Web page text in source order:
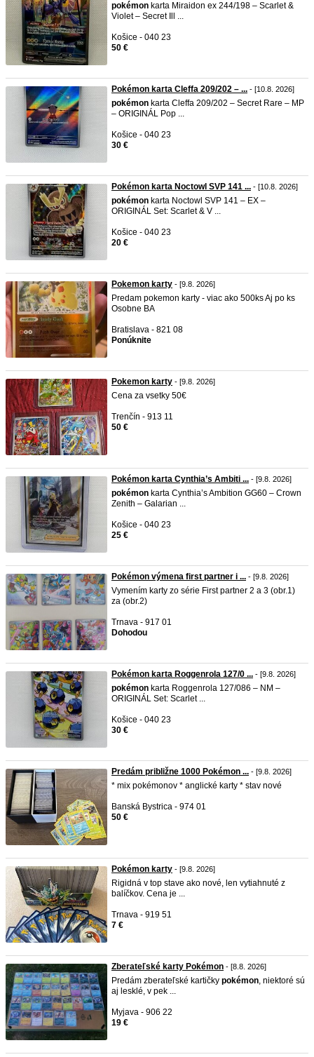
pokémon karta Miraidon ex 244/198 – Scarlet &
Violet – Secret Ill ...
Košice - 040 23
50 €
Pokémon karta Cleffa 209/202 – ... - [10.8. 2026]
pokémon karta Cleffa 209/202 – Secret Rare – MP
– ORIGINÁL Pop ...
Košice - 040 23
30 €
Pokémon karta Noctowl SVP 141 ... - [10.8. 2026]
pokémon karta Noctowl SVP 141 – EX –
ORIGINÁL Set: Scarlet & V ...
Košice - 040 23
20 €
Pokemon karty - [9.8. 2026]
Predam pokemon karty - viac ako 500ks Aj po ks
Osobne BA
Bratislava - 821 08
Ponúknite
Pokemon karty - [9.8. 2026]
Cena za vsetky 50€
Trenčín - 913 11
50 €
Pokémon karta Cynthia’s Ambiti ... - [9.8. 2026]
pokémon karta Cynthia’s Ambition GG60 – Crown
Zenith – Galarian ...
Košice - 040 23
25 €
Pokémon výmena first partner i ... - [9.8. 2026]
Vymením karty zo série First partner 2 a 3 (obr.1)
za (obr.2)
Trnava - 917 01
Dohodou
Pokémon karta Roggenrola 127/0 ... - [9.8. 2026]
pokémon karta Roggenrola 127/086 – NM –
ORIGINÁL Set: Scarlet ...
Košice - 040 23
30 €
Predám približne 1000 Pokémon ... - [9.8. 2026]
* mix pokémonov * anglické karty * stav nové
Banská Bystrica - 974 01
50 €
Pokémon karty - [9.8. 2026]
Rigidná v top stave ako nové, len vytiahnuté z
balíčkov. Cena je ...
Trnava - 919 51
7 €
Zberateľské karty Pokémon - [8.8. 2026]
Predám zberateľské kartičky pokémon, niektoré sú
aj lesklé, v pek ...
Myjava - 906 22
19 €